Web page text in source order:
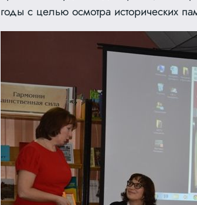
годы с целью осмотра исторических